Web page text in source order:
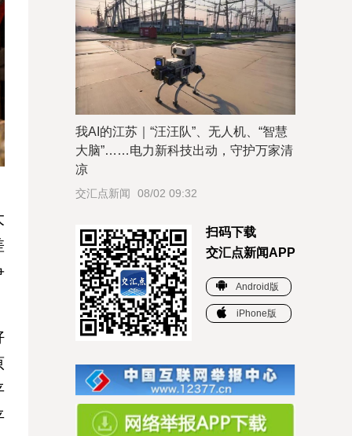
我AI的江苏｜“汪汪队”、无人机、“智慧
大脑”……电力新科技出动，守护万家清
凉
交汇点新闻 08/02 09:32
扫码下载
交汇点新闻APP
Android版
iPhone版